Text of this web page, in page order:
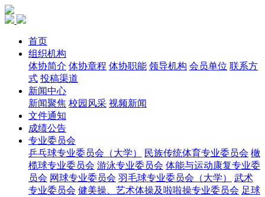
首页
组织机构
体协简介 体协章程 体协职能 领导机构 会员单位 联系方
式 投稿渠道
新闻中心
新闻聚焦 校园风采 视频新闻
文件通知
成绩公告
专业委员会
乒乓球专业委员会（大学）
民族传统体育专业委员会 橄
榄球专业委员会 游泳专业委员会 体能与运动康复专业委
员会 网球专业委员会 羽毛球专业委员会（大学）
武术
专业委员会 健美操、艺术体操及啦啦操专业委员会 足球